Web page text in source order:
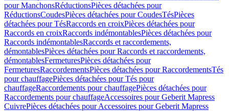
pour ManchonsRéductionsPièces détachées pour
RéductionsCoudesPièces détachées pour CoudesTésPièces
détachées pour TésRaccords en croixPièces détachées pour
Raccords en croixRaccords indémontablesPièces détachées pour
Raccords indémontablesRaccords et raccordements,
démontablesPièces détachées pour Raccords et raccordements,
démontablesFermeturesPièces détachées pour
FermeturesRaccordementsPièces détachées pour RaccordementsTés
pour chauffagePièces détachées pour Tés pour
chauffageRaccordements pour chauffagePièces détachées pour
Raccordements pour chauffageAccessoires pour Geberit Mapress
CuivrePièces détachées pour Accessoires pour Geberit Mapress